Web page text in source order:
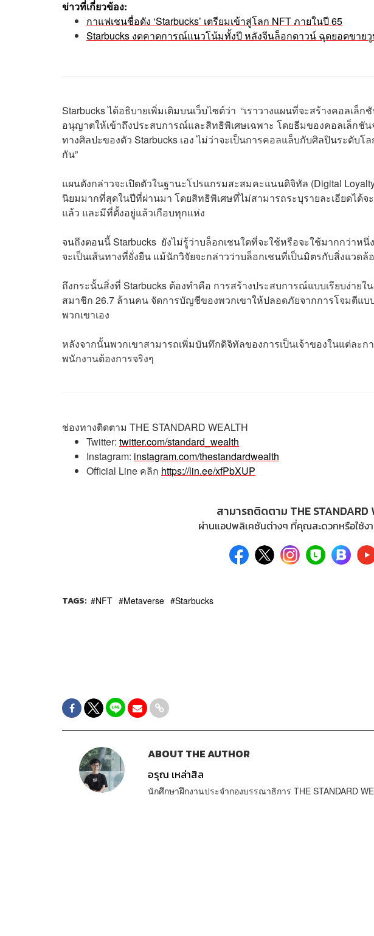
ข่าวที่เกี่ยวข้อง:
กาแฟเชนชื่อดัง ‘Starbucks’ เตรียมเข้าสู่โลก NFT ภายในปี 65
Starbucks งดคาดการณ์แนวโน้มทั้งปี หลังจีนล็อกดาวน์ ฉุดยอดขายวู
Starbucks ได้อธิบายเพิ่มเติมบนเว็บไซต์ว่า “เราวางแผนที่จะสร้างคอลเล็
อนุญาตให้เข้าถึงประสบการณ์และสิทธิพิเศษเฉพาะ โดยธีมของคอลเล็กชั
ทางศิลปะของตัว Starbucks เอง ไม่ว่าจะเป็นการคอลแล็บกับศิลปินระดับ
กัน”
แผนดังกล่าวจะเปิดตัวในฐานะโปรแกรมสะสมคะแนนดิจิทัล (Digital
นิยมมากที่สุดในปีที่ผ่านมา โดยสิทธิพิเศษที่ไม่สามารถระบุรายละเอียดได้จ
แล้ว และมีที่ตั้งอยู่แล้วเกือบทุกแห่ง
จนถึงตอนนี้ Starbucks ยังไม่รู้ว่าบล็อกเชนใดที่จะใช้หรือจะใช้มากกว่าห
จะเป็นเส้นทางที่ยั่งยืน แม้นักวิจัยจะกล่าวว่าบล็อกเชนที่เป็นมิตรกับสิ่งแวดล้
ถึงกระนั้นสิ่งที่ Starbucks ต้องทำคือ การสร้างประสบการณ์แบบเรียบง่ายใ
สมาชิก 26.7 ล้านคน จัดการบัญชีของพวกเขาให้ปลอดภัยจากการโจมตี
พวกเขาเอง
หลังจากนั้นพวกเขาสามารถเพิ่มบันทึกดิจิทัลของการเป็นเจ้าของในแต่ละ
พนักงานต้องการจริงๆ
ช่องทางติดตาม THE STANDARD WEALTH
Twitter: twitter.com/standard_wealth
Instagram: instagram.com/thestandardwealth
Official Line คลิก https://lin.ee/xfPbXUP
สามารถติดตาม THE STANDARD
ผ่านแอปพลิเคชันต่างๆ ที่คุณสะดวกหรือใช้ง
TAGS: NFT Metaverse Starbucks
ABOUT THE AUTHOR
อรุณ เหล่าสิล
นักศึกษาฝึกงานประจำกองบรรณาธิการ ​​THE STANDARD